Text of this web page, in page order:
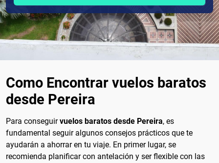
Como Encontrar vuelos baratos
desde Pereira
Para conseguirvuelos baratos desde Pereira, es
fundamental seguir algunos consejos prácticos que te
ayudarán a ahorrar en tu viaje. En primer lugar, se
recomienda planificar con antelación y ser flexible con las